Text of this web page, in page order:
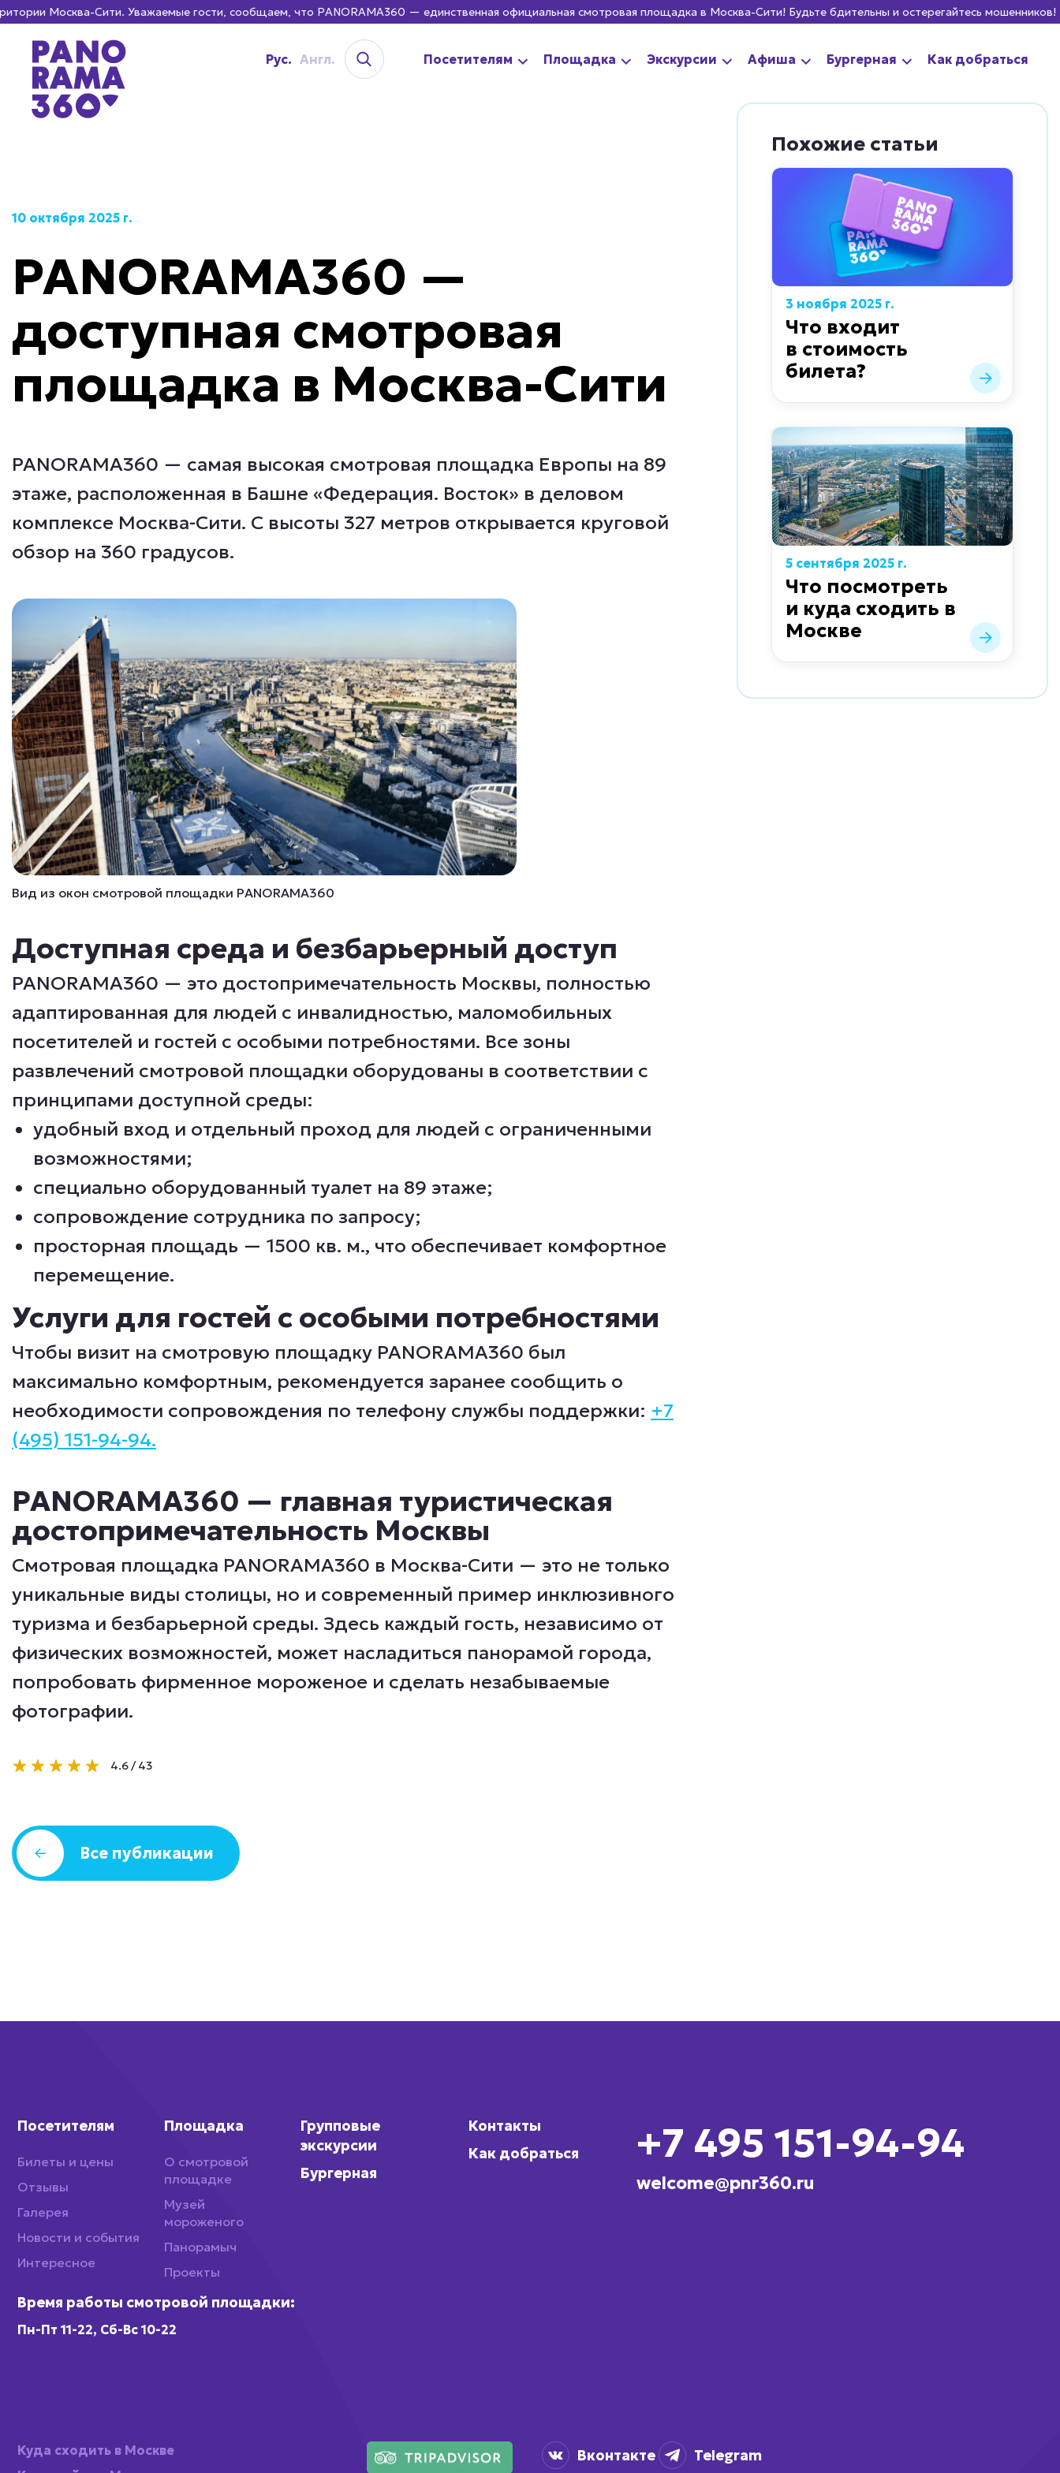
Уважаемые гости, сообщаем, что PANORAMA360 — единственная официальная смотровая площадка в Москва-Сити! Будьте бдительны и остерегайтесь мошенников! Мы
Рус. Англ. Посетителям Площадка Экскурсии Афиша Бургерная Как добраться
10 октября 2025 г.
PANORAMA360 —
доступная смотровая
площадка в Москва-Сити
PANORAMA360 — самая высокая смотровая площадка Европы на 89
этаже, расположенная в Башне «Федерация. Восток» в деловом
комплексе Москва-Сити. С высоты 327 метров открывается круговой
обзор на 360 градусов.
Вид из окон смотровой площадки PANORAMA360
Доступная среда и безбарьерный доступ
PANORAMA360 — это достопримечательность Москвы, полностью
адаптированная для людей с инвалидностью, маломобильных
посетителей и гостей с особыми потребностями. Все зоны
развлечений смотровой площадки оборудованы в соответствии с
принципами доступной среды:
удобный вход и отдельный проход для людей с ограниченными
возможностями;
специально оборудованный туалет на 89 этаже;
сопровождение сотрудника по запросу;
просторная площадь — 1500 кв. м., что обеспечивает комфортное
перемещение.
Услуги для гостей с особыми потребностями
Чтобы визит на смотровую площадку PANORAMA360 был
максимально комфортным, рекомендуется заранее сообщить о
необходимости сопровождения по телефону службы поддержки: +7
(495) 151-94-94.
PANORAMA360 — главная туристическая
достопримечательность Москвы
Смотровая площадка PANORAMA360 в Москва-Сити — это не только
уникальные виды столицы, но и современный пример инклюзивного
туризма и безбарьерной среды. Здесь каждый гость, независимо от
физических возможностей, может насладиться панорамой города,
попробовать фирменное мороженое и сделать незабываемые
фотографии.
4.6/43
Все публикации
Похожие статьи
3 ноября 2025 г.
Что входит
в стоимость
билета?
5 сентября 2025 г.
Что посмотреть
и куда сходить в
Москве
Посетителям
Билеты и цены
Отзывы
Галерея
Новости и события
Интересное
Площадка
О смотровой
площадке
Музей
мороженого
Панорамыч
Проекты
Групповые
экскурсии
Бургерная
Контакты
Как добраться
+7 495 151-94-94
welcome@pnr360.ru
Время работы смотровой площадки:
Пн-Пт 11-22, Сб-Вс 10-22
Куда сходить в Москве
Вконтакте Telegram